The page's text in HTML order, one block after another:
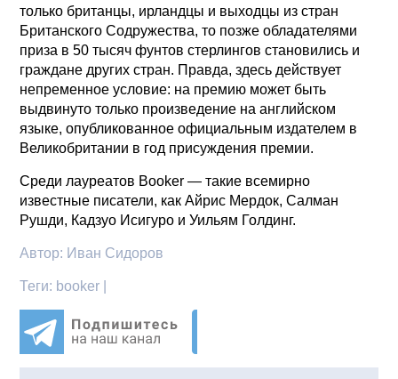
только британцы, ирландцы и выходцы из стран
Британского Содружества, то позже обладателями
приза в 50 тысяч фунтов стерлингов становились и
граждане других стран. Правда, здесь действует
непременное условие: на премию может быть
выдвинуто только произведение на английском
языке, опубликованное официальным издателем в
Великобритании в год присуждения премии.
Среди лауреатов Booker — такие всемирно
известные писатели, как Айрис Мердок, Салман
Рушди, Кадзуо Исигуро и Уильям Голдинг.
Автор: Иван Сидоров
Теги: booker |